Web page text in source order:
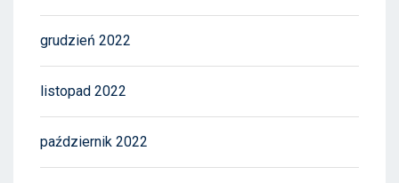
grudzień 2022
listopad 2022
październik 2022